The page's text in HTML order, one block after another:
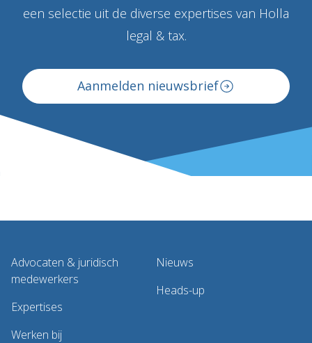
een selectie uit de diverse expertises van Holla
legal & tax.
Aanmelden nieuwsbrief
Advocaten & juridisch
medewerkers
Expertises
Werken bij
Nieuws
Heads-up